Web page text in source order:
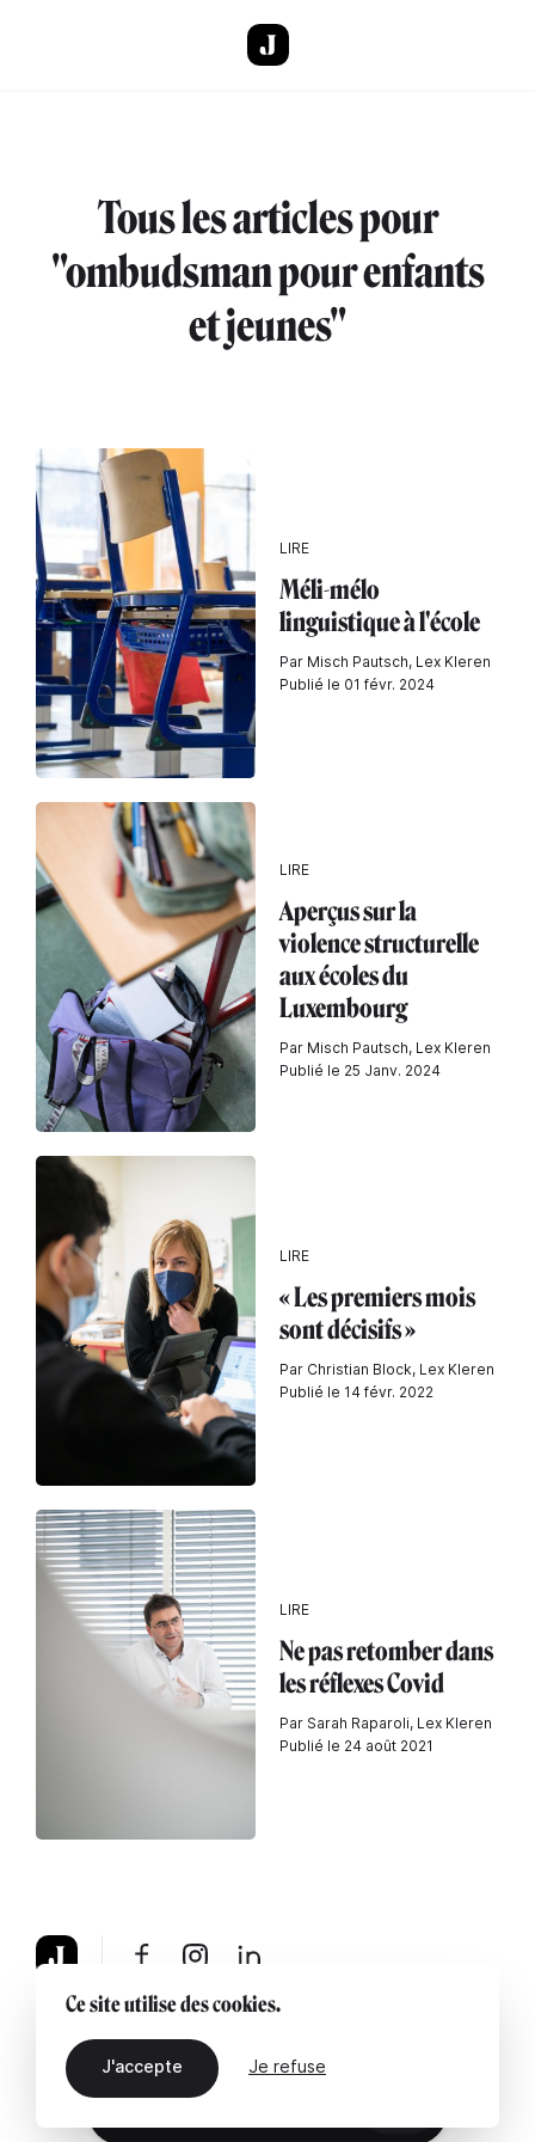
Tous les articles pour
"ombudsman pour enfants
et jeunes"
LIRE
Méli-mélo
linguistique à l'école
Par Misch Pautsch, Lex Kleren
Publié le 01 févr. 2024
LIRE
Aperçus sur la
violence structurelle
aux écoles du
Luxembourg
Par Misch Pautsch, Lex Kleren
Publié le 25 Janv. 2024
LIRE
« Les premiers mois
sont décisifs »
Par Christian Block, Lex Kleren
Publié le 14 févr. 2022
LIRE
Ne pas retomber dans
les réflexes Covid
Par Sarah Raparoli, Lex Kleren
Publié le 24 août 2021
À propos Mentions légales Contactez-nous
Ce site utilise des cookies.
J'accepte Je refuse